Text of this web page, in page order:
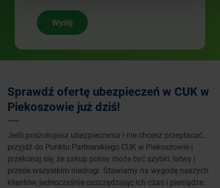
Wyślij
Sprawdź ofertę ubezpieczeń w CUK w
Piekoszowie już dziś!
Jeśli poszukujesz ubezpieczenia i nie chcesz przepłacać,
przyjdź do Punktu Partnerskiego CUK w Piekoszowie i
przekonaj się, że zakup polisy może być szybki, łatwy i
przede wszystkim niedrogi. Stawiamy na wygodę naszych
klientów, jednocześnie oszczędzając ich czas i pieniądze.